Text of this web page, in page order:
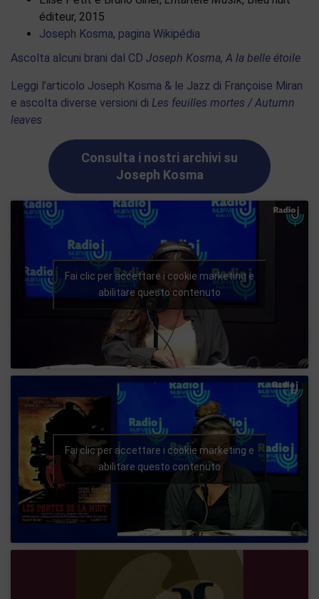
éditeur, 2015
Joseph Kosma, pagina Wikipédia
Ascolta alcuni brani dal CD Joseph Kosma, A la belle étoile
Leggi l’articolo Joseph Kosma & le Jazz di Françoise Miran
e ascolta diverse versioni di Les feuilles mortes / Autumn
leaves
Consulta i nostri archivi su
Joseph Kosma
Fai clic per accettare i cookie marketing e
abilitare questo contenuto
Fai clic per accettare i cookie marketing e
abilitare questo contenuto